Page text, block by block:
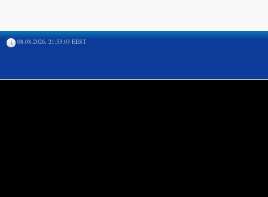
08.08.2026, 21:53:03 EEST